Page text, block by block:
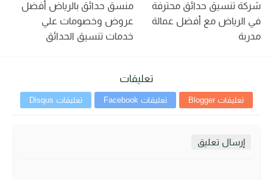
شركة تنسيق حدائق محترفة
في الرياض مع أفضل عمالة
مدربة
منسق حدائق بالرياض أفضل
عروض وخصومات علي
خدمات تنسيق الحدائق
تعليقات
تعليقات Blogger تعليقات Facebook تعليقات Disqus
إرسال تعليق